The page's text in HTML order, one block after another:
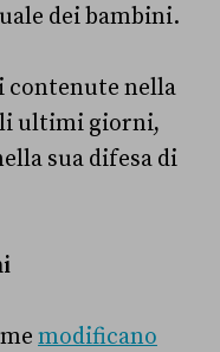
dei bambini.
contenute nella
ultimi giorni,
sua difesa di
modificano